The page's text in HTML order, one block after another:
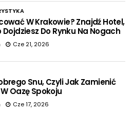
W Krakowie? Znajdź Hotel,
Dojdziesz Do Rynku Na Nogach
Cze 21, 2026
Snu, Czyli Jak Zamienić
Oazę Spokoju
Cze 17, 2026